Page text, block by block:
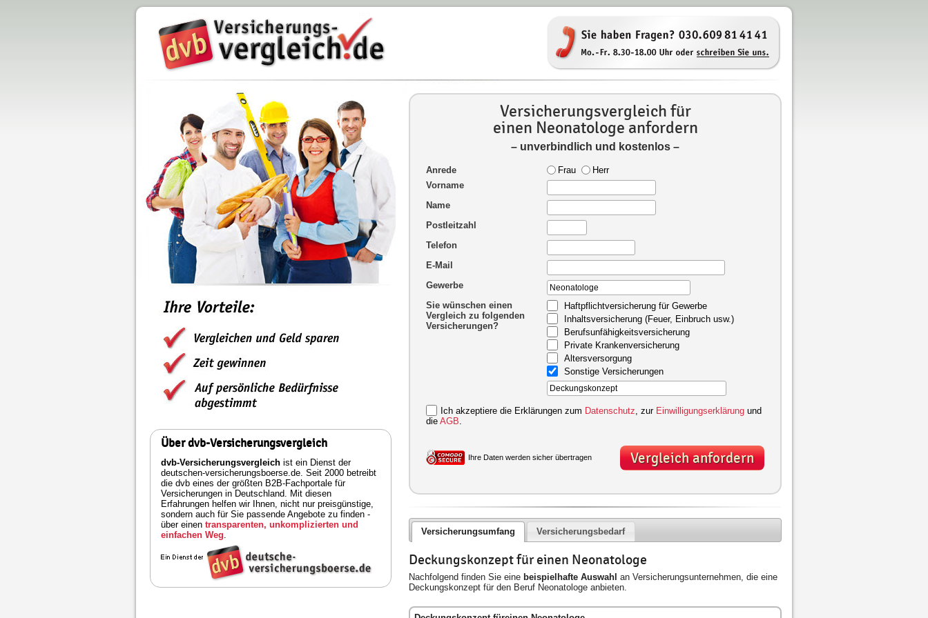
Über dvb-Versicherungsvergleich
dvb-Versicherungsvergleich ist ein Dienst der
deutschen-versicherungsboerse.de. Seit 2000 betreibt
die dvb eines der größten B2B-Fachportale für
Versicherungen in Deutschland. Mit diesen
Erfahrungen helfen wir Ihnen, nicht nur preisgünstige,
sondern auch für Sie passende Angebote zu finden -
über einen transparenten, unkomplizierten und
einfachen Weg.
Versicherungsvergleich für
einen Neonatologe anfordern
– unverbindlich und kostenlos –
Anrede Frau
Herr
Vorname
Name
Postleitzahl
Telefon
E-Mail
Gewerbe
Sie wünschen einen
Vergleich zu folgenden
Versicherungen?
Haftpflichtversicherung für Gewerbe
Inhaltsversicherung (Feuer, Einbruch usw.)
Berufsunfähigkeitsversicherung
Private Krankenversicherung
Altersversorgung
Sonstige Versicherungen
Ich akzeptiere die Erklärungen zum Datenschutz , zur Einwilligungserklärung und
die AGB.
Ihre Daten werden sicher übertragen Vergleich anfordern
Versicherungsumfang Versicherungsbedarf
Deckungskonzept für einen Neonatologe
Nachfolgend finden Sie eine beispielhafte Auswahl an Versicherungsunternehmen, die eine
Deckungskonzept für den Beruf Neonatologe anbieten.